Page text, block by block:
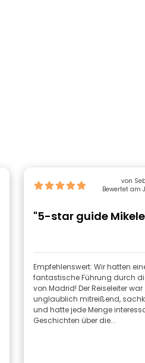
von
Bewertet am
"5-star guide
Empfehlenswert: Wir hatten
fantastische Führung durch
von Madrid! Der Reiseleiter war
unglaublich mitreißend,
und hatte jede Menge
Geschichten über die...